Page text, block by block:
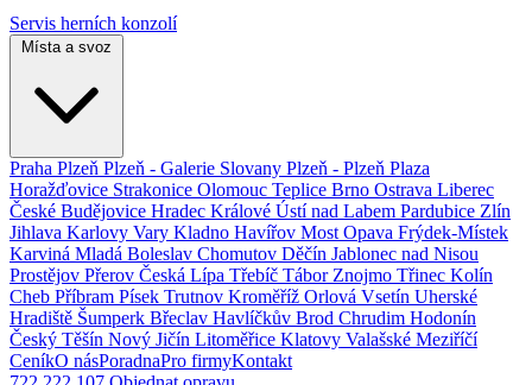
Servis herních konzolí
Místa a svoz
Praha Plzeň Plzeň - Galerie Slovany Plzeň - Plzeň Plaza
Horažďovice Strakonice Olomouc Teplice Brno Ostrava Liberec
České Budějovice Hradec Králové Ústí nad Labem Pardubice Zlín
Jihlava Karlovy Vary Kladno Havířov Most Opava Frýdek-Místek
Karviná Mladá Boleslav Chomutov Děčín Jablonec nad Nisou
Prostějov Přerov Česká Lípa Třebíč Tábor Znojmo Třinec Kolín
Cheb Příbram Písek Trutnov Kroměříž Orlová Vsetín Uherské
Hradiště Šumperk Břeclav Havlíčkův Brod Chrudim Hodonín
Český Těšín Nový Jičín Litoměřice Klatovy Valašské Meziříčí
CeníkO násPoradnaPro firmyKontakt